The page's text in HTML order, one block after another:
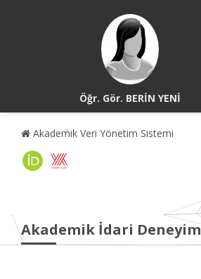
Öğr. Gör. BERİN YENİ
Akademik Veri Yönetim Sistemi
Akademik İdari Deneyim